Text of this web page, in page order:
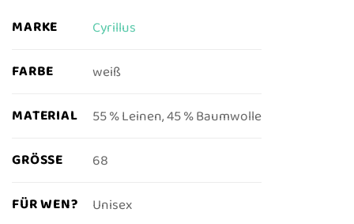
MARKE Cyrillus
FARBE weiß
MATERIAL 55 % Leinen, 45 % Baumwolle
GRÖSSE 68
FÜR WEN? Unisex